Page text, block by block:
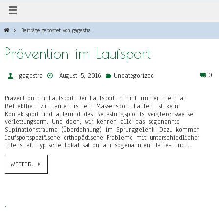
Beiträge gepostet von gagestra
Prävention im Laufsport
gagestra August 5, 2016 Uncategorized 0
Prävention im Laufsport Der Laufsport nimmt immer mehr an
Beliebtheit zu. Laufen ist ein Massensport. Laufen ist kein
Kontaktsport und aufgrund des Belastungsprofils vergleichsweise
verletzungsarm. Und doch, wir kennen alle das sogenannte
Supinationstrauma (Überdehnung) im Sprunggelenk. Dazu kommen
laufsportspezifische orthopädische Probleme mit unterschiedlicher
Intensität. Typische Lokalisation am sogenannten Halte- und…
WEITER..
.